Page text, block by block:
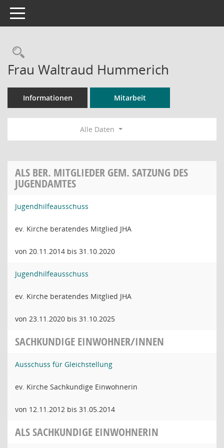
Toggle navigation
Rechercheauswahl
Frau Waltraud Hummerich
Informationen Mitarbeit
Alle Daten
ALS BER. MITGLIEDER GEM. SATZUNG DES
JUGENDAMTES
Jugendhilfeausschuss
ev. Kirche beratendes Mitglied JHA
von 20.11.2014 bis 31.10.2020
Jugendhilfeausschuss
ev. Kirche beratendes Mitglied JHA
von 23.11.2020 bis 31.10.2025
SACHKUNDIGE EINWOHNER/INNEN
Ausschuss für Gleichstellung
ev. Kirche Sachkundige Einwohnerin
von 12.11.2012 bis 31.05.2014
ALS SACHKUNDIGE EINWOHNERIN